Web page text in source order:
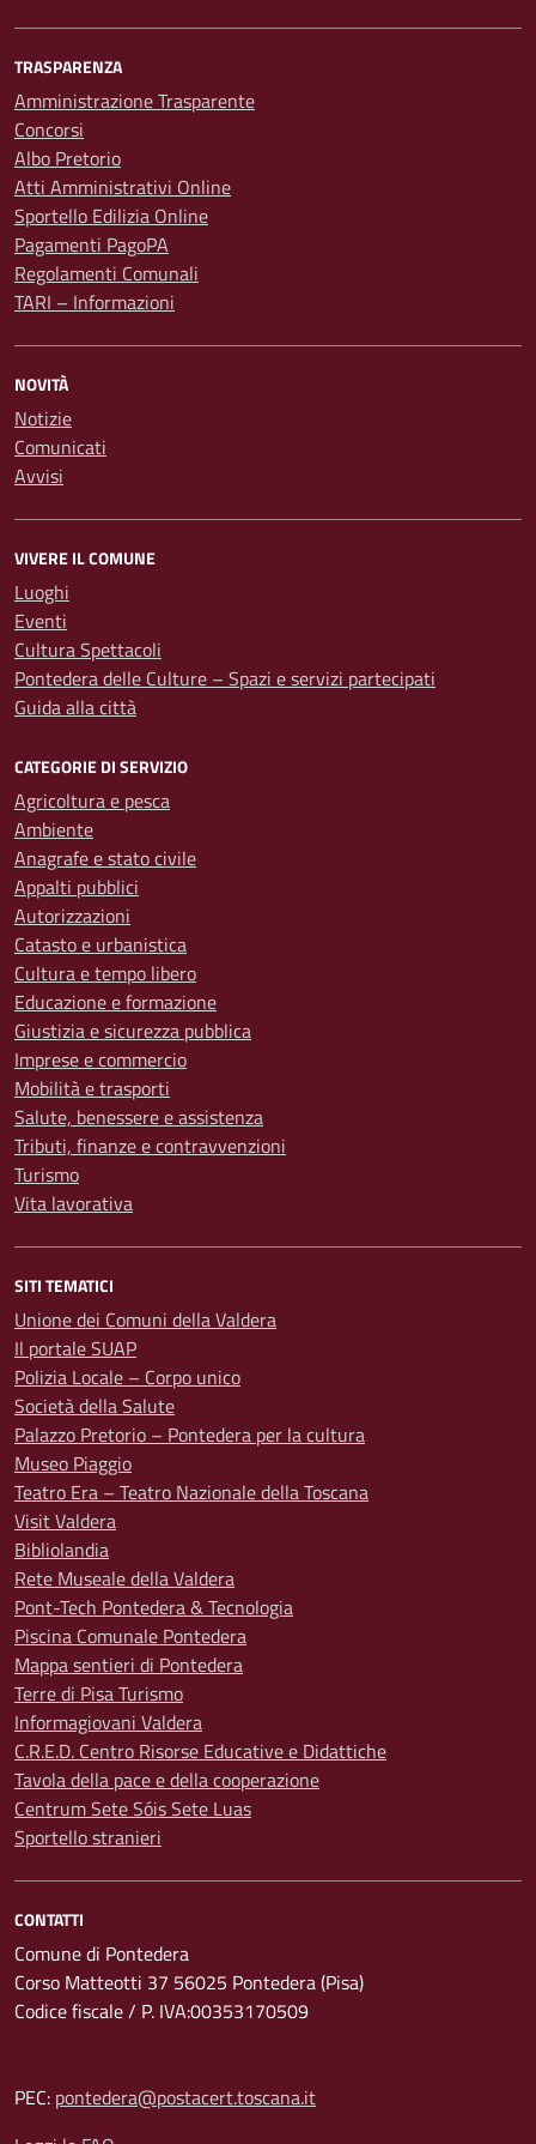
TRASPARENZA
Amministrazione Trasparente
Concorsi
Albo Pretorio
Atti Amministrativi Online
Sportello Edilizia Online
Pagamenti PagoPA
Regolamenti Comunali
TARI – Informazioni
NOVITÀ
Notizie
Comunicati
Avvisi
VIVERE IL COMUNE
Luoghi
Eventi
Cultura Spettacoli
Pontedera delle Culture – Spazi e servizi partecipati
Guida alla città
CATEGORIE DI SERVIZIO
Agricoltura e pesca
Ambiente
Anagrafe e stato civile
Appalti pubblici
Autorizzazioni
Catasto e urbanistica
Cultura e tempo libero
Educazione e formazione
Giustizia e sicurezza pubblica
Imprese e commercio
Mobilità e trasporti
Salute, benessere e assistenza
Tributi, finanze e contravvenzioni
Turismo
Vita lavorativa
SITI TEMATICI
Unione dei Comuni della Valdera
Il portale SUAP
Polizia Locale – Corpo unico
Società della Salute
Palazzo Pretorio – Pontedera per la cultura
Museo Piaggio
Teatro Era – Teatro Nazionale della Toscana
Visit Valdera
Bibliolandia
Rete Museale della Valdera
Pont-Tech Pontedera & Tecnologia
Piscina Comunale Pontedera
Mappa sentieri di Pontedera
Terre di Pisa Turismo
Informagiovani Valdera
C.R.E.D. Centro Risorse Educative e Didattiche
Tavola della pace e della cooperazione
Centrum Sete Sóis Sete Luas
Sportello stranieri
CONTATTI
Comune di Pontedera
Corso Matteotti 37 56025 Pontedera (Pisa)
Codice fiscale / P. IVA:00353170509
PEC: pontedera@postacert.toscana.it